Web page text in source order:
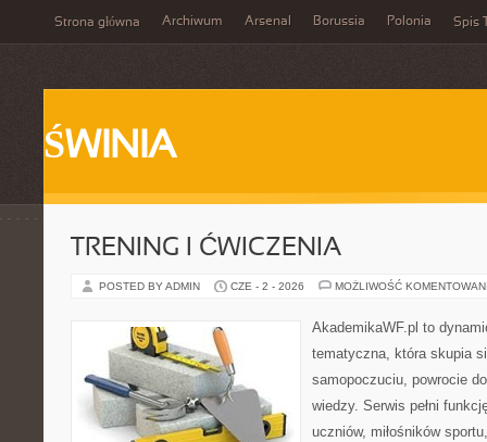
Strona główna Archiwum Arsenal Borussia Polonia Spis
ŚWINIA
TRENING I ĆWICZENIA
POSTED BY ADMIN CZE - 2 - 2026 MOŻLIWOŚĆ
AkademikaWF.pl to
tematyczna, która skupia
samopoczuciu, powrocie
wiedzy. Serwis pełni
uczniów, miłośników